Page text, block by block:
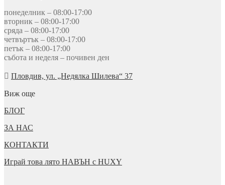
понеделник – 08:00-17:00
вторник – 08:00-17:00
сряда – 08:00-17:00
четвъртък – 08:00-17:00
петък – 08:00-17:00
събота и неделя – почивен ден
Пловдив, ул. „Недялка Шилева“ 37
Виж още
БЛОГ
ЗА НАС
КОНТАКТИ
Играй това лято НАВЪН с HUXY